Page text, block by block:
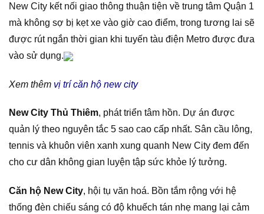
New City kết nối giao thông thuận tiện về trung tâm Quận 1
mà không sợ bị kẹt xe vào giờ cao điểm, trong tương lai sẽ
được rút ngắn thời gian khi tuyến tàu điện Metro được đưa
vào sử dụng.
Xem thêm vị trí căn hộ new city
New City Thủ Thiêm, phát triển tâm hồn. Dự án được
quản lý theo nguyên tắc 5 sao cao cấp nhất. Sân cầu lông,
tennis và khuôn viên xanh xung quanh New City đem đến
cho cư dân không gian luyện tập sức khỏe lý tưởng.
Căn hộ New City, hội tụ văn hoá. Bồn tắm rộng với hệ
thống đèn chiếu sáng có độ khuếch tán nhẹ mang lại cảm